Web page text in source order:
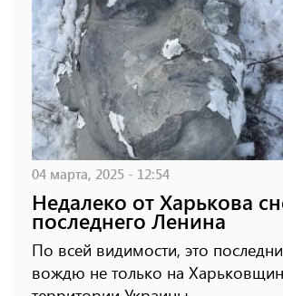
04 марта, 2025 - 12:54
Недалеко от Харькова
последнего Ленина
По всей видимости, это
вождю не только на